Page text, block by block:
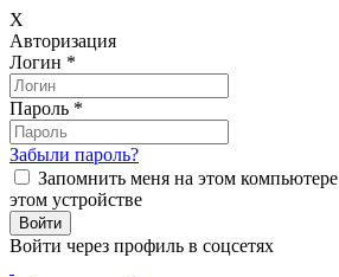
X
Авторизация
Логин *
Пароль *
Забыли пароль?
Запомнить меня на этом компьютере
этом устройстве
Войти через профиль в соцсетях